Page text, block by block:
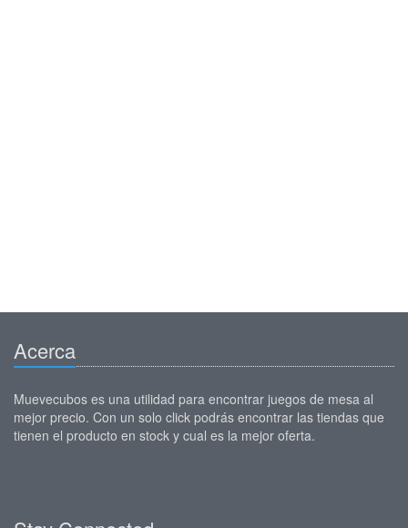
Acerca
Muevecubos es una utilidad para encontrar juegos de mesa al
mejor precio. Con un solo click podrás encontrar las tiendas que
tienen el producto en stock y cual es la mejor oferta.